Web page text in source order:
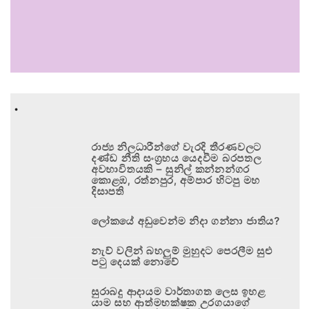
.
රාජ්‍ය නිලධාරීන්ගේ වැරදි තීරණවලට
දණ්ඩ නීති සංග්‍රහය යෙදවීම බරපතල
අවභාවිතයකි – සුනිල් කන්නන්ගර
කොළඹ, රත්නපුර, අම්පාර හිටපු මහ
දිසාපති
ලෝකයේ අඩුවෙන්ම නිදා ගන්නා ජාතිය?
නැව් වලින් බහලුම් මුහුදට පෙරලීම සුළු
පටු දෙයක් නොවේ
සුරාබදු ආදායම වාර්තාගත ලෙස ඉහළ
යාම සහ ආත්මභක්ෂක උරගයාගේ